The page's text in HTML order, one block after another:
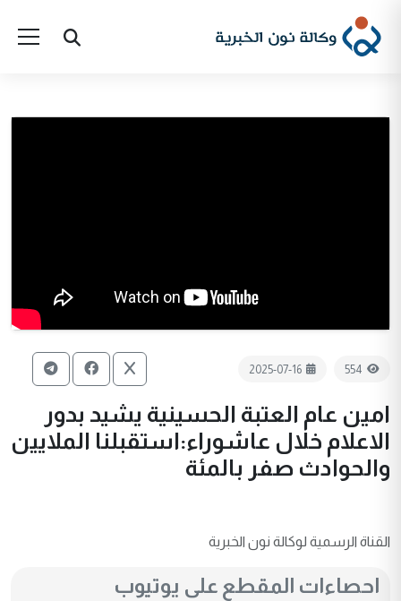
554
2025-07-16
امين عام العتبة الحسينية يشيد بدور
الاعلام خلال عاشوراء:استقبلنا الملايين
والحوادث صفر بالمئة
القناة الرسمية لوكالة نون الخبرية
احصاءات المقطع على يوتيوب